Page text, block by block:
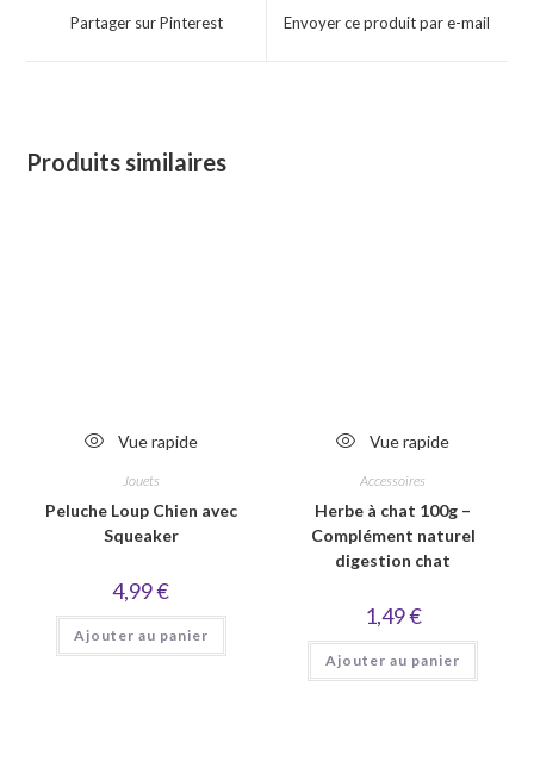
Partager sur Pinterest
new
Envoyer ce produit par e-mail
Produits similaires
Vue rapide
Jouets
Peluche Loup Chien avec
Squeaker
4,99€
Ajouter au panier
Vue rapide
Accessoires
Herbe à chat 100g –
Complément naturel
digestion chat
1,49€
Ajouter au panier